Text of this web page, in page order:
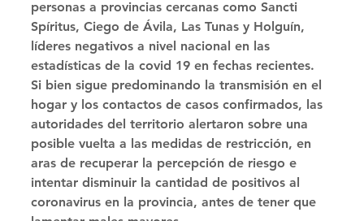
personas a provincias cercanas como Sancti
Spíritus, Ciego de Ávila, Las Tunas y Holguín,
líderes negativos a nivel nacional en las
estadísticas de la covid 19 en fechas recientes.
Si bien sigue predominando la transmisión en el
hogar y los contactos de casos confirmados, las
autoridades del territorio alertaron sobre una
posible vuelta a las medidas de restricción, en
aras de recuperar la percepción de riesgo e
intentar disminuir la cantidad de positivos al
coronavirus en la provincia, antes de tener que